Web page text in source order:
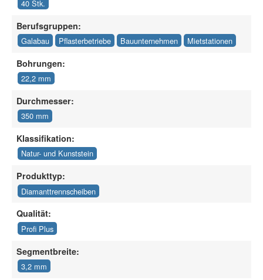
40 Stk.
Berufsgruppen:
Galabau Pflasterbetriebe Bauunternehmen Mietstationen
Bohrungen:
22,2 mm
Durchmesser:
350 mm
Klassifikation:
Natur- und Kunststein
Produkttyp:
Diamanttrennscheiben
Qualität:
Profi Plus
Segmentbreite:
3,2 mm